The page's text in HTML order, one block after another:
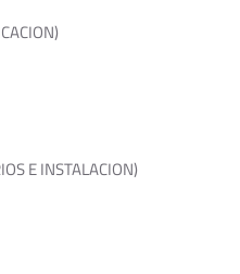
E INSTALACION)